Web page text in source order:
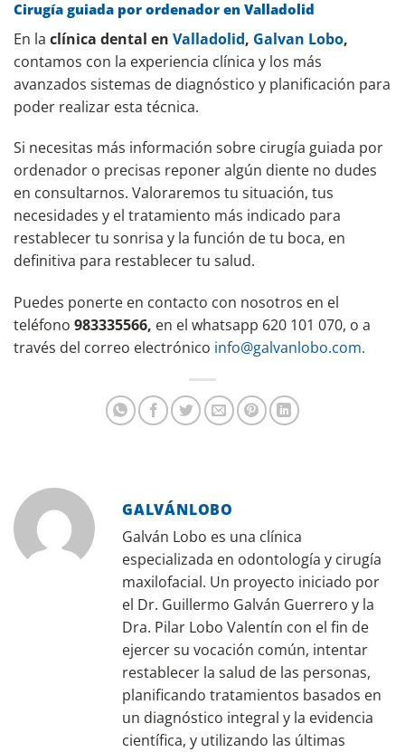
Cirugía guiada por ordenador en Valladolid
En la clínica dental en Valladolid, Galvan Lobo,
contamos con la experiencia clínica y los más
avanzados sistemas de diagnóstico y planificación para
poder realizar esta técnica.
Si necesitas más información sobre cirugía guiada por
ordenador o precisas reponer algún diente no dudes
en consultarnos. Valoraremos tu situación, tus
necesidades y el tratamiento más indicado para
restablecer tu sonrisa y la función de tu boca, en
definitiva para restablecer tu salud.
Puedes ponerte en contacto con nosotros en el
teléfono 983335566, en el whatsapp 620 101 070, o a
través del correo electrónico info@galvanlobo.com.
GALVÁNLOBO
Galván Lobo es una clínica
especializada en odontología y cirugía
maxilofacial. Un proyecto iniciado por
el Dr. Guillermo Galván Guerrero y la
Dra. Pilar Lobo Valentín con el fin de
ejercer su vocación común, intentar
restablecer la salud de las personas,
planificando tratamientos basados en
un diagnóstico integral y la evidencia
científica, y utilizando las últimas